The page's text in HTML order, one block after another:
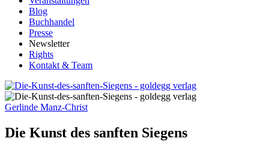
Blog
Buchhandel
Presse
Newsletter
Rights
Kontakt & Team
Gerlinde Manz-Christ
Die Kunst des sanften Siegens